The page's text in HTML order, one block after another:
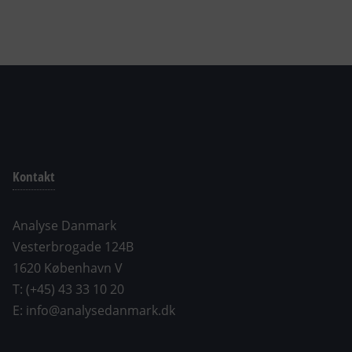
Kontakt
Analyse Danmark
Vesterbrogade 124B
1620 København V
T: (+45) 43 33 10 20
E: info@analysedanmark.dk